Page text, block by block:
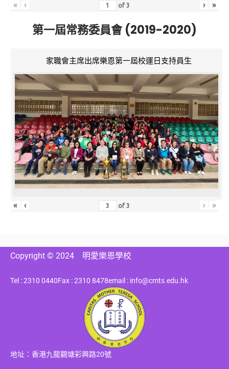
« ‹ of3 › »
第一屆常務委員會 (2019-2020)
家職會主席出席樂恩第一屆校運日支持員生
« ‹ of3 › »
Copyright © 2024 明愛樂恩學校
Tel : 2310 0440Fax : 2310 8478email : info@cmts.edu.hk
地址：香港九龍觀塘彩興路20號